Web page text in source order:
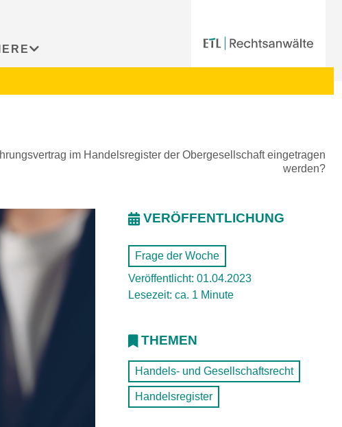
im Handelsregister der Obergesellschaft eingetragen
werden?
VERÖFFENTLICHUNG
Frage der Woche
Veröffentlicht: 01.04.2023
Lesezeit: ca. 1 Minute
THEMEN
Handels- und Gesellschaftsrecht
Handelsregister